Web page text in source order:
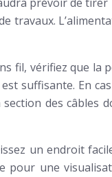
travaux.
fil, vérifiez que la
suffisante. En
des câbles
un endroit
pour une